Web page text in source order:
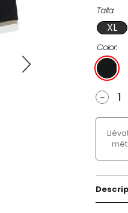
Talla
XL
Color
－